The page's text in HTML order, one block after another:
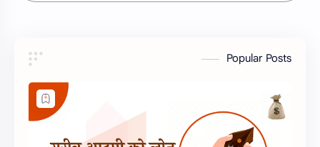
Popular Posts